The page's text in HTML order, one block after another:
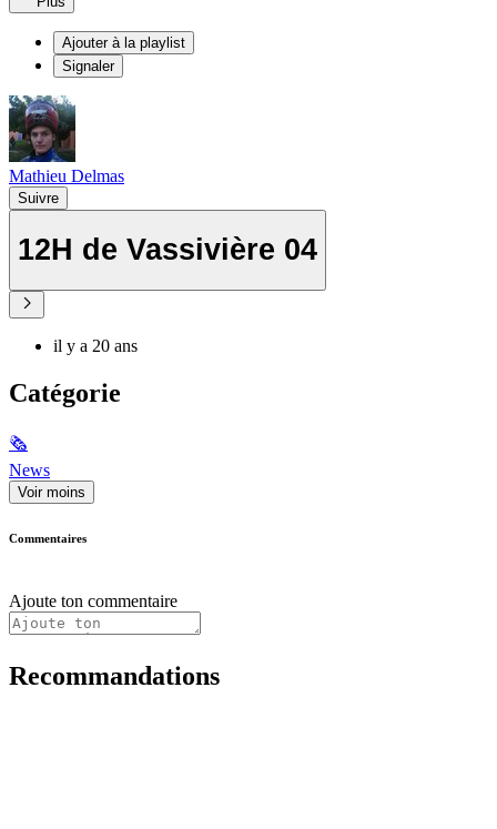
Ajouter à la playlist
Signaler
Mathieu Delmas
Suivre
12H de Vassivière 04
il y a 20 ans
Catégorie
🗞
News
Voir moins
Commentaires
Ajoute ton commentaire
Recommandations